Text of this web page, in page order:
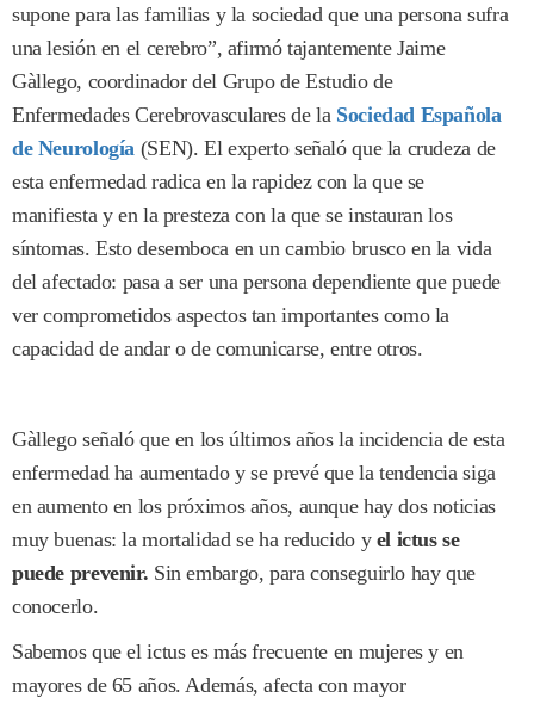
supone para las familias y la sociedad que una persona sufra
una lesión en el cerebro”, afirmó tajantemente Jaime
Gàllego, coordinador del Grupo de Estudio de
Enfermedades Cerebrovasculares de la Sociedad Española
de Neurología (SEN). El experto señaló que la crudeza de
esta enfermedad radica en la rapidez con la que se
manifiesta y en la presteza con la que se instauran los
síntomas. Esto desemboca en un cambio brusco en la vida
del afectado: pasa a ser una persona dependiente que puede
ver comprometidos aspectos tan importantes como la
capacidad de andar o de comunicarse, entre otros.
Gàllego señaló que en los últimos años la incidencia de esta
enfermedad ha aumentado y se prevé que la tendencia siga
en aumento en los próximos años, aunque hay dos noticias
muy buenas: la mortalidad se ha reducido y el ictus se
puede prevenir. Sin embargo, para conseguirlo hay que
conocerlo.
Sabemos que el ictus es más frecuente en mujeres y en
mayores de 65 años. Además, afecta con mayor